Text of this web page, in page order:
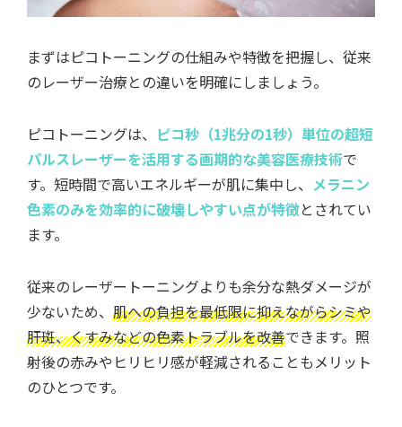
まずはピコトーニングの仕組みや特徴を把握し、従来
のレーザー治療との違いを明確にしましょう。
ピコトーニングは、 ピコ秒（1兆分の1秒）単位の超短
パルスレーザーを活用する画期的な美容医療技術で
す。短時間で高いエネルギーが肌に集中し、 メラニン
色素のみを効率的に破壊しやすい点が特徴とされてい
ます。
従来のレーザートーニングよりも余分な熱ダメージが
少ないため、 肌への負担を最低限に抑えながらシミや
肝斑、くすみなどの色素トラブルを改善できます。照
射後の赤みやヒリヒリ感が軽減されることもメリット
のひとつです。